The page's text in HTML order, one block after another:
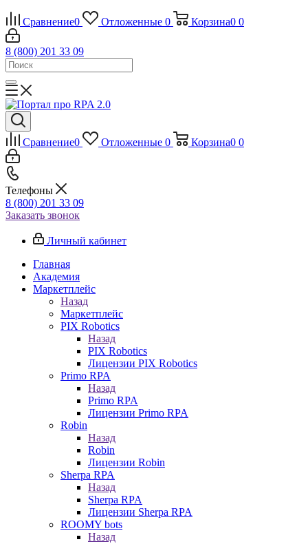
Сравнение0 Отложенные 0 Корзина0 0
8 (800) 201 33 09
Сравнение0 Отложенные 0 Корзина0 0
Телефоны
8 (800) 201 33 09
Заказать звонок
Личный кабинет
Главная
Академия
Маркетплейс
Назад
Маркетплейс
PIX Robotics
Назад
PIX Robotics
Лицензии PIX Robotics
Primo RPA
Назад
Primo RPA
Лицензии Primo RPA
Robin
Назад
Robin
Лицензии Robin
Sherpa RPA
Назад
Sherpa RPA
Лицензии Sherpa RPA
ROOMY bots
Назад